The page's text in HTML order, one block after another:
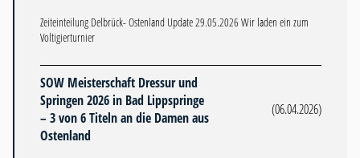
Zeiteinteilung Delbrück- Ostenland Update 29.05.2026 Wir laden ein zum
Voltigierturnier
SOW Meisterschaft Dressur und
Springen 2026 in Bad Lippspringe
– 3 von 6 Titeln an die Damen aus
Ostenland
(06.04.2026)